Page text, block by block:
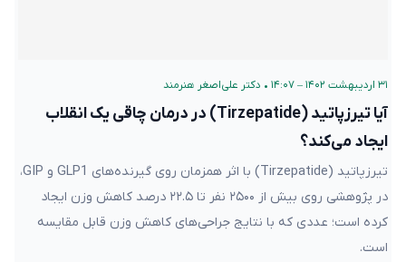
۳۱ اردیبهشت ۱۴۰۲ – ۱۴:۰۷ • دکتر علی‌اصغر هنرمند
آیا تیرزپاتید (Tirzepatide) در درمان چاقی یک انقلاب
ایجاد می‌کند؟
تیرزپاتید (Tirzepatide) با اثر همزمان روی گیرنده‌های GLP1 و GIP،
در پژوهشی روی بیش از ۲۵۰۰ نفر تا ۲۲.۵ درصد کاهش وزن ایجاد
کرده است؛ عددی که با نتایج جراحی‌های کاهش وزن قابل مقایسه
است.